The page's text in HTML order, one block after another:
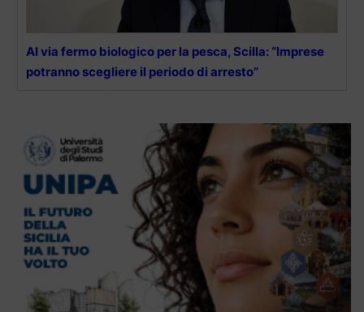
Al via fermo biologico per la pesca, Scilla: “Imprese
potranno scegliere il periodo di arresto”